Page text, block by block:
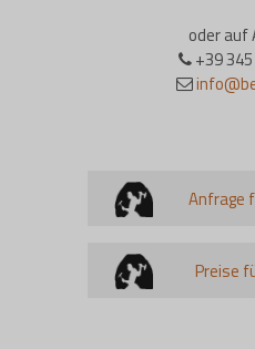
oder auf
+39
Anfrage
Preise